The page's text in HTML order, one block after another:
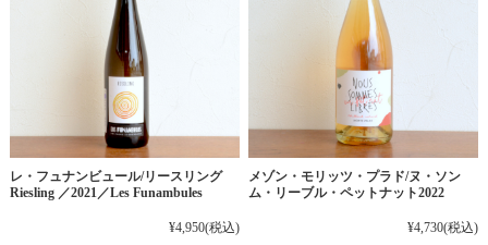
レ・フュナンビュール/リースリング
Riesling ／2021／Les Funambules
¥4,950(税込)
メゾン・モリッツ・プラド/ヌ・ソン
ム・リーブル・ペットナット2022
¥4,730(税込)